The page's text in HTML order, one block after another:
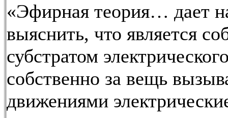
«Эфирная теория… дает
выяснить, что является
субстратом
собственно за вещь
движениями